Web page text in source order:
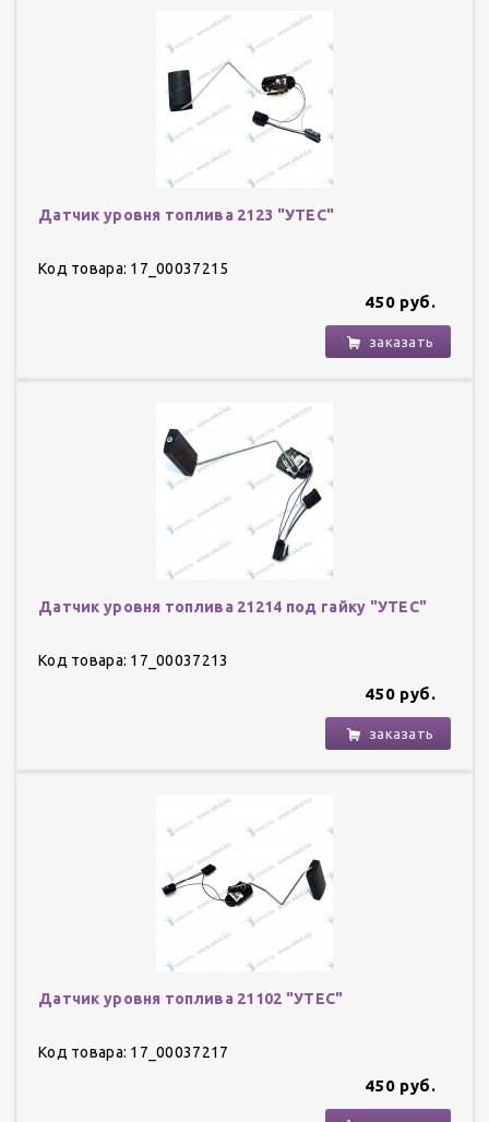
Датчик уровня топлива 2123 "УТЕС"
Код товара: 17_00037215
450 руб.
заказать
Датчик уровня топлива 21214 под гайку "УТЕС"
Код товара: 17_00037213
450 руб.
заказать
Датчик уровня топлива 21102 "УТЕС"
Код товара: 17_00037217
450 руб.